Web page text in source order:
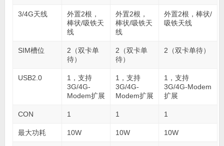
3/4G天线
外置2根，
棒状/吸铁天
线
外置2根，
棒状/吸铁天
线
外置2根，棒状/
吸铁天线
SIM槽位
2（双卡单
待）
2（双卡单
待）
2（双卡单待）
USB2.0
1，支持
3G/4G-
Modem扩展
1，支持
3G/4G-
Modem扩展
1，支持
3G/4G-Modem
扩展
CON 1 1 1
最大功耗 10W 10W 10W